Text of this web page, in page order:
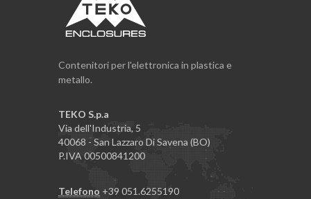
Contenitori per l'elettronica in plastica e
metallo.
TEKO S.p.a
Via dell'Industria, 5
40068 - San Lazzaro Di Savena (BO)
P.IVA 00500841200
Telefono +39 051.6255190